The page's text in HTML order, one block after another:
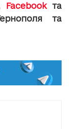
Facebookта
та